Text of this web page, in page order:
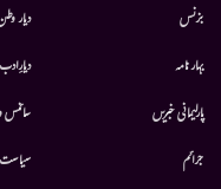
بزنس
بہار نامہ
پارلیمانی خبریں
جرائم
دیار
دیارِادب
سائنس
سیاست